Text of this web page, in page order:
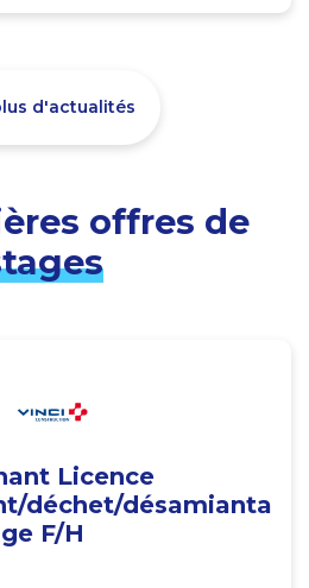
d'actualités
offres de
Licence
déchet/désamianta
ge F/H